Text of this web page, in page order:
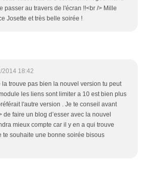
passer au travers de l'écran !!<br /> Mille
Josette et très belle soirée !
2014 18:42
la trouve pas bien la nouvel version tu peut
les liens sont limiter a 10 est bien plus
l'autre version . Je te conseil avant
de faire un blog d’esser avec la nouvel
mieux compte car il y en a qui trouve
te souhaite une bonne soirée bisous